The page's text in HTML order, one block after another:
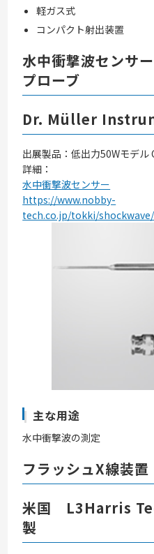
軽ガス式
コンパクト射出装置
水中衝撃波センサ
プローブ
Dr. Müller
出展製品：低出力50Wモデ
詳細：
水中衝撃波センサー
https://www.nobby-
tech.co.jp/tokki/
主な用途
水中衝撃波の測定
フラッシュX線装置
米国 L3Harris
製